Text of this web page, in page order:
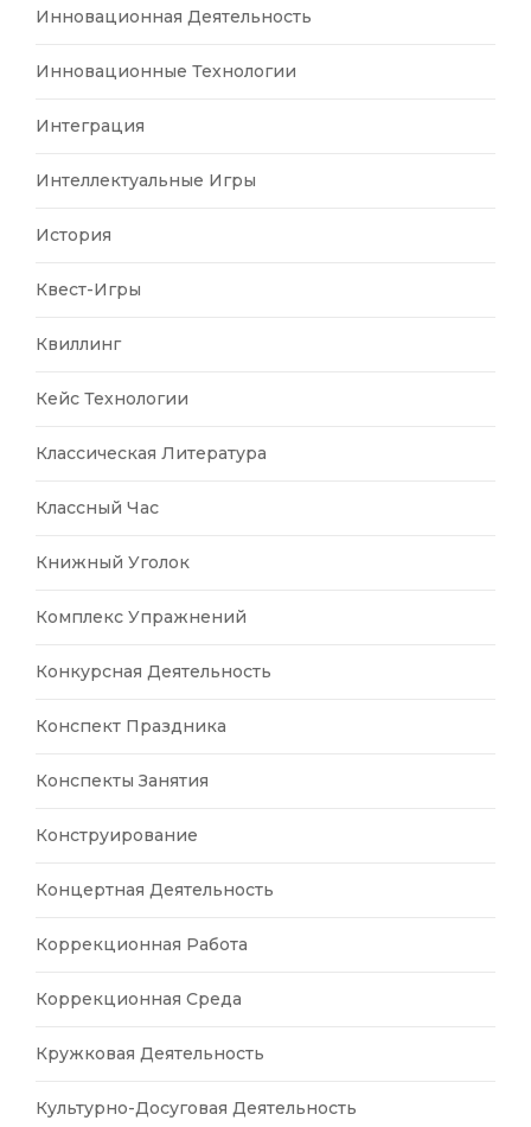
Инновационная Деятельность
Инновационные Технологии
Интеграция
Интеллектуальные Игры
История
Квест-Игры
Квиллинг
Кейс Технологии
Классическая Литература
Классный Час
Книжный Уголок
Комплекс Упражнений
Конкурсная Деятельность
Конспект Праздника
Конспекты Занятия
Конструирование
Концертная Деятельность
Коррекционная Работа
Коррекционная Среда
Кружковая Деятельность
Культурно-Досуговая Деятельность